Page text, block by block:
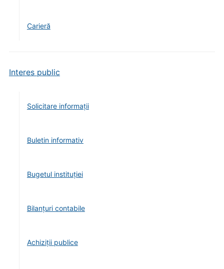
Carieră
Interes public
Solicitare informații
Buletin informativ
Bugetul instituției
Bilanțuri contabile
Achiziții publice